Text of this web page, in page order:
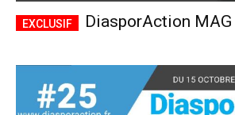
Accès complet
DiasporAction